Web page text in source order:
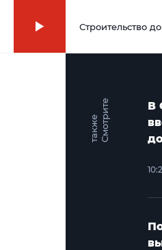
00:00
Строительство
С
м
о
т
р и
т
е
т
а
к
ж
е
В